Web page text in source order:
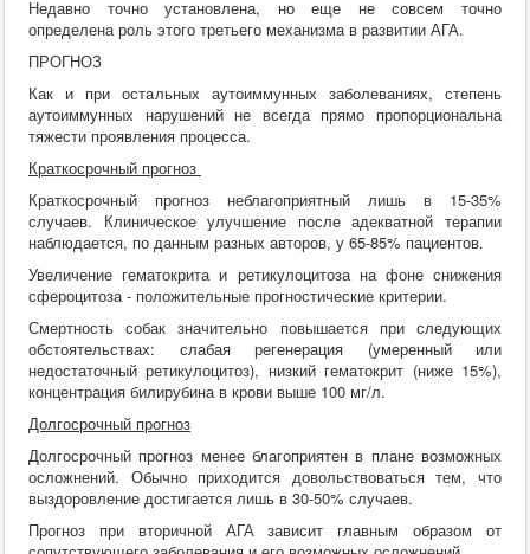
Недавно точно установлена, но еще не совсем точно
определена роль этого третьего механизма в развитии АГА.
ПРОГНОЗ
Как и при остальных аутоиммунных заболеваниях, степень
аутоиммунных нарушений не всегда прямо пропорциональна
тяжести проявления процесса.
Краткосрочный прогноз
Краткосрочный прогноз неблагоприятный лишь в 15-35%
случаев. Клиническое улучшение после адекватной терапии
наблюдается, по данным разных авторов, у 65-85% пациентов.
Увеличение гематокрита и ретикулоцитоза на фоне снижения
сфероцитоза - положительные прогностические критерии.
Смертность собак значительно повышается при следующих
обстоятельствах: слабая регенерация (умеренный или
недостаточный ретикулоцитоз), низкий гематокрит (ниже 15%),
концентрация билирубина в крови выше 100 мг/л.
Долгосрочный прогноз
Долгосрочный прогноз менее благоприятен в плане возможных
осложнений. Обычно приходится довольствоваться тем, что
выздоровление достигается лишь в 30-50% случаев.
Прогноз при вторичной АГА зависит главным образом от